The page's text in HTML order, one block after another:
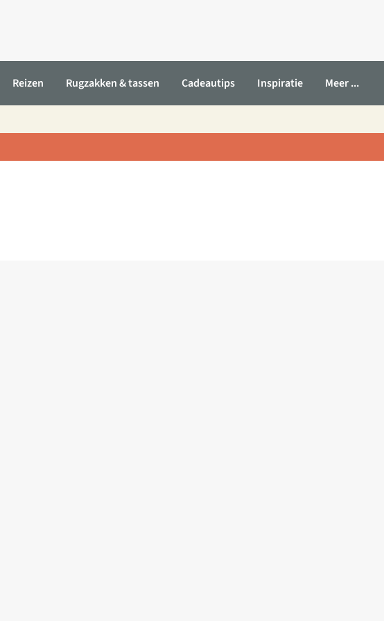
Reizen Rugzakken & tassen Cadeautips Inspiratie Meer ...